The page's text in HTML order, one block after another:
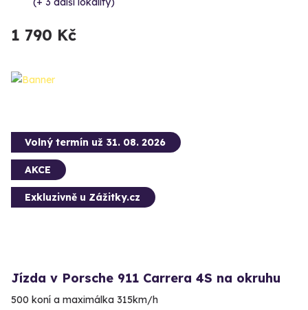
1 790 Kč
Volný termín už 31. 08. 2026
AKCE
Exkluzivně u Zážitky.cz
Jízda v Porsche 911 Carrera 4S na okruhu
500 koní a maximálka 315km/h